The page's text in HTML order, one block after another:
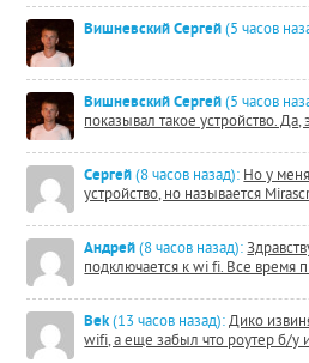
Вишневский Сергей (5 часов
Вишневский Сергей (5 часов
показывал такое устройство. Да,
Сергей (8 часов назад): Но у
устройство, но называется
Андрей (8 часов назад):
подключается к wi fi. Все время
Bek(13 часов назад): Дико
wifi, а еще забыл что роутер б/у